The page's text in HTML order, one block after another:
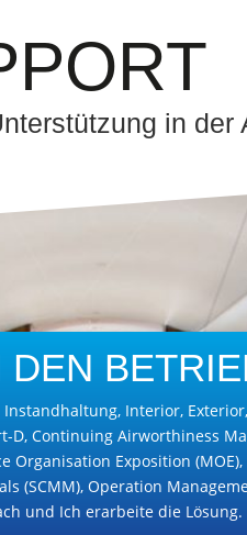
in der
DEN
Interior,
D, Continuing Airworthiness
Organisation Exposition
(SCMM), Operation
und Ich erarbeite die Lösung.